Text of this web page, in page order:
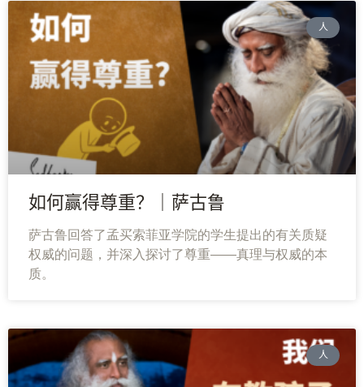
人
如何赢得尊重？｜萨古鲁
萨古鲁回答了孟买索菲亚学院的学生提出的有关质疑
权威的问题，并深入探讨了尊重——真理与权威的本
质。
人